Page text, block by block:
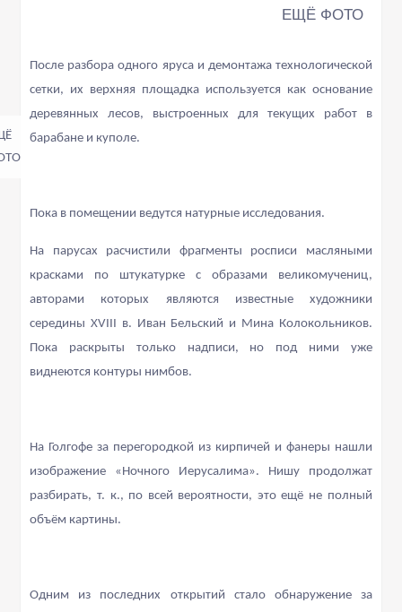
После разбора одного яруса и демонтажа технологической
сетки, их верхняя площадка используется как основание
деревянных лесов, выстроенных для текущих работ в
барабане и куполе.
Пока в помещении ведутся натурные исследования.
На парусах расчистили фрагменты росписи масляными
красками по штукатурке с образами великомучениц,
авторами которых являются известные художники
середины XVIII в. Иван Бельский и Мина Колокольников.
Пока раскрыты только надписи, но под ними уже
виднеются контуры нимбов.
На Голгофе за перегородкой из кирпичей и фанеры нашли
изображение «Ночного Иерусалима». Нишу продолжат
разбирать, т. к., по всей вероятности, это ещё не полный
объём картины.
Одним из последних открытий стало обнаружение за